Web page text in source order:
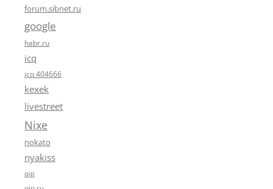
forum.sibnet.ru
google
habr.ru
icq
icq 404666
kexek
livestreet
Nixe
nokato
nyakiss
qip